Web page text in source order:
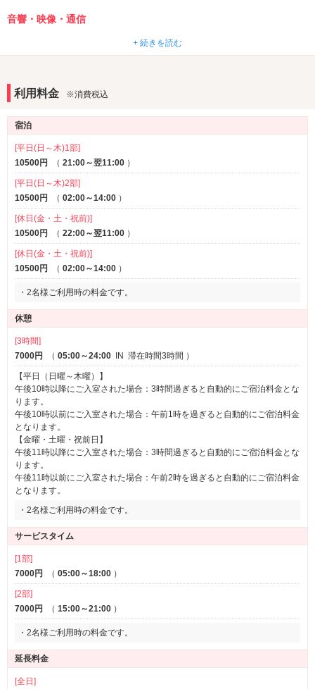
音響・映像・通信
DVDプレーヤー
1名利用可
ルームサービス
+ 続きを読む
利用料金 ※消費税込
宿泊
[平日(日～木)1部]
10500円
（ 21:00～翌11:00 ）
[平日(日～木)2部]
10500円
（ 02:00～14:00 ）
[休日(金・土・祝前)]
10500円
（ 22:00～翌11:00 ）
[休日(金・土・祝前)]
10500円
（ 02:00～14:00 ）
・2名様ご利用時の料金です。
休憩
[3時間]
7000円
（ 05:00～24:00 IN 滞在時間3時間 ）
【平日（日曜～木曜）】
午後10時以降にご入室された場合：3時間過ぎると自動的にご宿泊料金とな
ります。
午後10時以前にご入室された場合：午前1時を過ぎると自動的にご宿泊料金
となります。
【金曜・土曜・祝前日】
午後11時以降にご入室された場合：3時間過ぎると自動的にご宿泊料金とな
ります。
午後11時以前にご入室された場合：午前2時を過ぎると自動的にご宿泊料金
となります。
・2名様ご利用時の料金です。
サービスタイム
[1部]
7000円
（ 05:00～18:00 ）
[2部]
7000円
（ 15:00～21:00 ）
・2名様ご利用時の料金です。
延長料金
[全日]